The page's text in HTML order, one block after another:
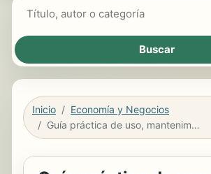
Inicio
Economía y Negocios
Guía práctica de uso, mantenimiento y conservación del vehículo comercial y personal